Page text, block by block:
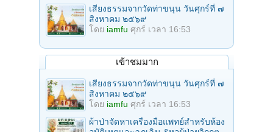
เสียงธรรมจากวัดท่าขนุน วันศุกร์ที่ ๗
สิงหาคม ๒๕๖๙
โดย iamfu ศุกร์ เวลา 16:53
เข้าชมมาก
เสียงธรรมจากวัดท่าขนุน วันศุกร์ที่ ๗
สิงหาคม ๒๕๖๙
โดย iamfu ศุกร์ เวลา 16:53
ผ้าป่าจัดหาเครื่องมือแพทย์สำหรับห้อง